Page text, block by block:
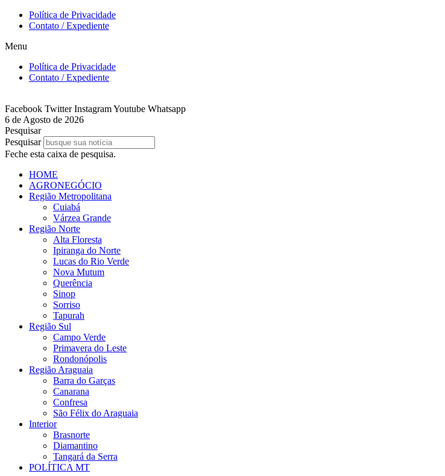
para
conteúdo
Política de Privacidade
Contato / Expediente
Menu
Política de Privacidade
Contato / Expediente
Facebook Twitter InstagramYoutube Whatsapp
6 de Agosto de 2026
Pesquisar
Pesquisar
Feche esta caixa de pesquisa.
HOME
AGRONEGÓCIO
Região Metropolitana
Cuiabá
Várzea Grande
Região Norte
Alta Floresta
Ipiranga do Norte
Lucas do Rio Verde
Nova Mutum
Querência
Sinop
Sorriso
Tapurah
Região Sul
Campo Verde
Primavera do Leste
Rondonópolis
Região Araguaia
Barra do Garças
Canarana
Confresa
São Félix do Araguaia
Interior
Brasnorte
Diamantino
Tangará da Serra
POLÍTICA MT